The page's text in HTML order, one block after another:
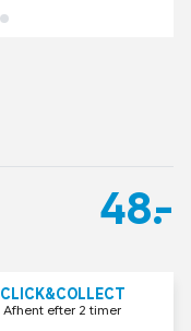
48,-
CLICK&COLLECT
Afhent efter 2 timer